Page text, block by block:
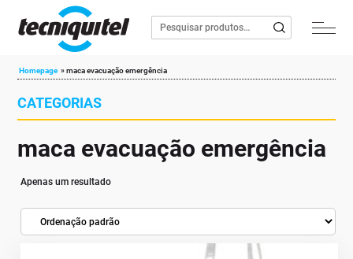
Homepage »maca evacuação emergência
CATEGORIAS
maca evacuação emergência
Apenas um resultado